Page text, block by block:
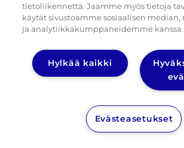
Sun Professional
tietoliikennettä. Jaamme myös tietoja
käytät sivustoamme sosiaalisen median,
ja analytiikkakumppaneidemme kanssa.
Hylkää kaikki
Evästeasetukset